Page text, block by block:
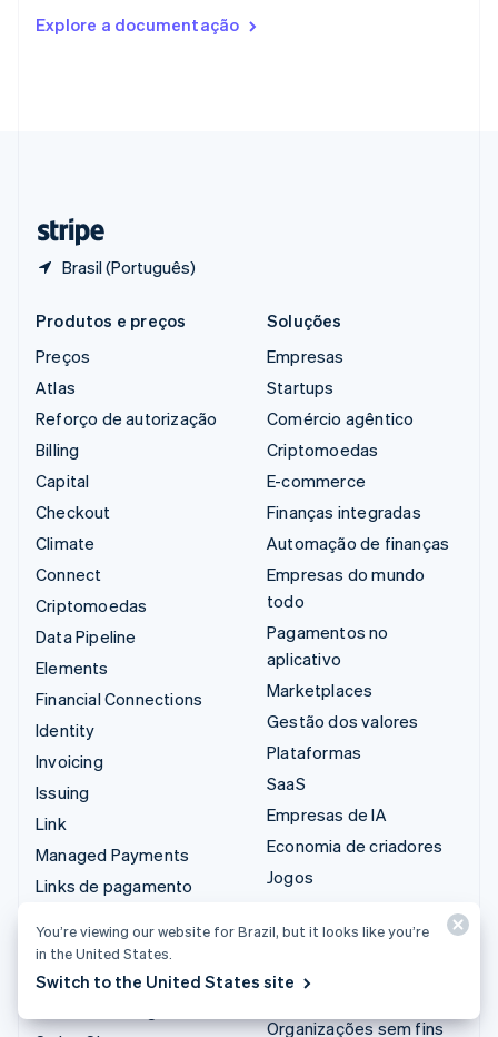
Explore a documentação
Brasil (Português)
English
Produtos e preços
Preços
Atlas
Reforço de autorização
Billing
Capital
Checkout
Climate
Connect
Criptomoedas
Data Pipeline
Elements
Financial Connections
Identity
Invoicing
Issuing
Link
Managed Payments
Links de pagamento
Payouts
Radar
Soluções
Empresas
Startups
Comércio agêntico
Criptomoedas
E-commerce
Finanças integradas
Automação de finanças
Empresas do mundo
todo
Pagamentos no
aplicativo
Marketplaces
Gestão dos valores
Plataformas
SaaS
Empresas de IA
Economia de criadores
Jogos
lazer
Mídia e entretenimento
Organizações sem fins
You’re viewing our website for Brazil, but it looks like you’re
in the United States.
Switch to the United States site